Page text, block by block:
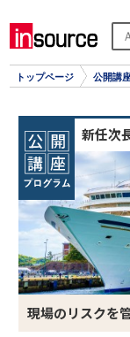
トップページ 公開講
新任次
現場のリスクを